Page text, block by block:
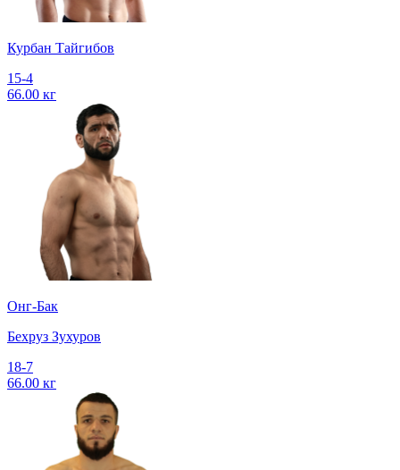
Курбан Тайгибов
15-4
66.00 кг
Онг-Бак
Бехруз Зухуров
18-7
66.00 кг